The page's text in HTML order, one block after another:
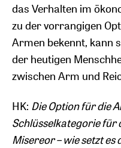
das Verhalten im
zu der vorrangigen
Armen bekennt, kann
der heutigen
zwischen Arm und
HK: Die Option für die
Schlüsselkategorie für
Misereor – wie setzt